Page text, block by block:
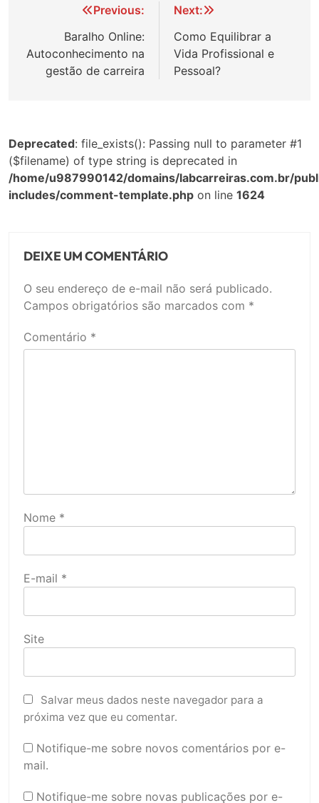
Navegação
Post
Previous:
Baralho Online:
Autoconhecimento na
gestão de carreira
Next:
Como Equilibrar a
Vida Profissional e
Pessoal?
Deprecated: file_exists(): Passing null to parameter #1
($filename) of type string is deprecated in
/home/u987990142/domains/labcarreiras.com.br/
includes/comment-template.php on line 1624
DEIXE UM COMENTÁRIO
O seu endereço de e-mail não será publicado.
Campos obrigatórios são marcados com *
Comentário *
Nome *
E-mail *
Site
Salvar meus dados neste navegador para a
próxima vez que eu comentar.
Notifique-me sobre novos comentários por e-
mail.
Notifique-me sobre novas publicações por e-